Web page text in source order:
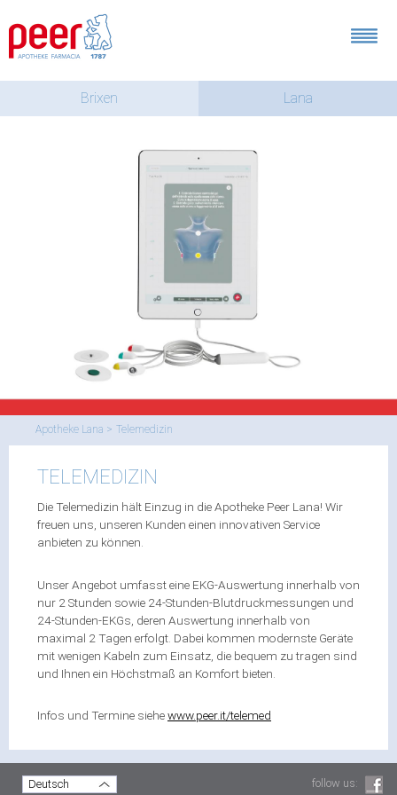
Brixen Lana
Apotheke Lana Telemedizin
TELEMEDIZIN
Die Telemedizin hält Einzug in die Apotheke Peer Lana! Wir
freuen uns, unseren Kunden einen innovativen Service
anbieten zu können.
Unser Angebot umfasst eine EKG-Auswertung innerhalb von
nur 2 Stunden sowie 24-Stunden-Blutdruckmessungen und
24-Stunden-EKGs, deren Auswertung innerhalb von
maximal 2 Tagen erfolgt. Dabei kommen modernste Geräte
mit wenigen Kabeln zum Einsatz, die bequem zu tragen sind
und Ihnen ein Höchstmaß an Komfort bieten.
Infos und Termine siehewww.peer.it/telemed
Deutsch follow us: